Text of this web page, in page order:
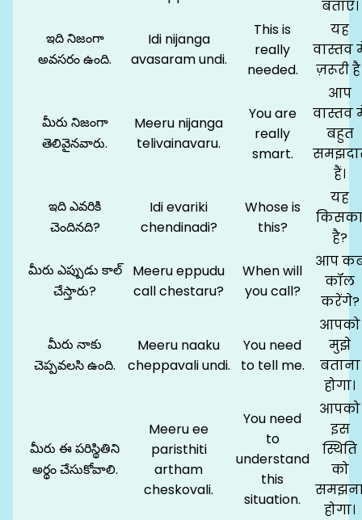
बताएं।
ఇది నిజంగా
అవసరం ఉంది.
Idi nijanga
avasaram undi.
This is
really
needed.
यह
वास्तव
ज़रूरी
మీరు నిజంగా
తెలివైనవారు.
Meeru nijanga
telivainavaru.
You are
really
smart.
आप
वास्तव
बहुत
हैं।
ఇది ఎవరికి
చెందినది?
Idi evariki
chendinadi?
Whose is
this?
यह
है?
మీరు ఎప్పుడు కాల్
చేస్తారు?
Meeru eppudu
call chestaru?
When will
you call?
आप
कॉल
करेंगे?
మీరు నాకు
చెప్పవలసి ఉంది.
Meeru naaku
cheppavali undi.
You need
to tell me.
आपको
मुझे
बताना
होगा।
మీరు ఈ పరిస్థితిని
అర్థం చేసుకోవాలి.
Meeru ee
paristhiti
artham
cheskovali.
You need
to
understand
this
situation.
आपको
इस
स्थिति
को
होगा।